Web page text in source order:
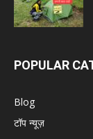
POPULAR
Blog
टॉप न्यूज़